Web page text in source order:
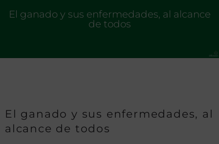
El ganado y sus enfermedades, al alcance
de todos
El ganado y sus enfermedades, al
alcance de todos